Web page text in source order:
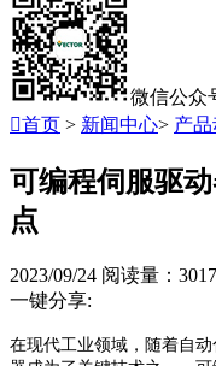
微信公众
首页 > 新闻中心> 产
可编程伺服驱
点
2023/09/24 阅读量：3017
一键分享:
在现代工业领域，随着自